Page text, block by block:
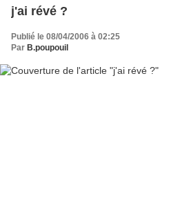
j'ai révé ?
Publié le 08/04/2006 à 02:25
Par B.poupouil